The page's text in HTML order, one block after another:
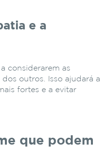
e a
considerarem as
outros. Isso ajudará a
fortes e a evitar
que podem